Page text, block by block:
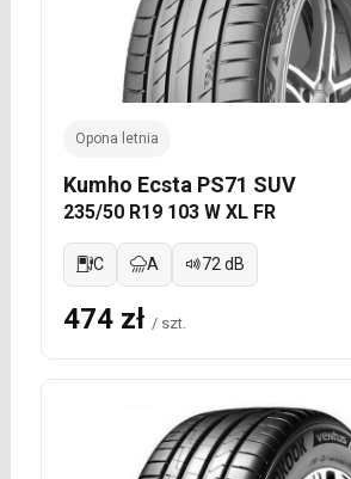
Opona letnia
Kumho Ecsta PS71 SUV
235/50 R19 103 W XL FR
C A 72 dB
474 zł / szt.